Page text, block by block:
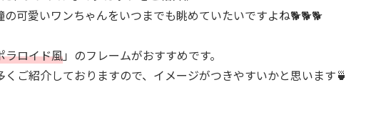
可愛いワンちゃんをいつまでも眺めていたいですよね🐕🐕🐕
ラロイド風」のフレームがおすすめです。
くご紹介しておりますので、イメージがつきやすいかと思います🍵